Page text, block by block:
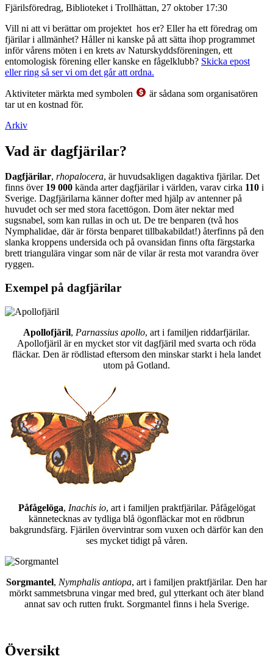
Fjärilsföredrag, Biblioteket i Trollhättan, 27 oktober 17:30
Vill ni att vi berättar om projektet hos er? Eller ha ett föredrag om
fjärilar i allmänhet? Håller ni kanske på att sätta ihop programmet
inför vårens möten i en krets av Naturskyddsföreningen, ett
entomologisk förening eller kanske en fågelklubb? Skicka epost
eller ring så ser vi om det går att ordna.
Aktiviteter märkta med symbolen
är sådana som organisatören
tar ut en kostnad för.
Arkiv
Vad är dagfjärilar?
Dagfjärilar, rhopalocera, är huvudsakligen dagaktiva fjärilar. Det
finns över 19 000 kända arter dagfjärilar i världen, varav cirka 110 i
Sverige. Dagfjärilarna känner dofter med hjälp av antenner på
huvudet och ser med stora facettögon. Dom äter nektar med
sugsnabel, som kan rullas in och ut. De tre benparen (två hos
Nymphalidae, där är första benparet tillbakabildat!) återfinns på den
slanka kroppens undersida och på ovansidan finns ofta färgstarka
brett triangulära vingar som när de vilar är resta mot varandra över
ryggen.
Exempel på dagfjärilar
Apollofjäril, Parnassius apollo, art i familjen riddarfjärilar.
Apollofjäril är en mycket stor vit dagfjäril med svarta och röda
fläckar. Den är rödlistad eftersom den minskar starkt i hela landet
utom på Gotland.
Påfågelöga, Inachis io, art i familjen praktfjärilar. Påfågelögat
kännetecknas av tydliga blå ögonfläckar mot en rödbrun
bakgrundsfärg. Fjärilen övervintrar som vuxen och därför kan den
ses mycket tidigt på våren.
Sorgmantel, Nymphalis antiopa, art i familjen praktfjärilar. Den har
mörkt sammetsbruna vingar med bred, gul ytterkant och äter bland
annat sav och rutten frukt. Sorgmantel finns i hela Sverige.
Översikt